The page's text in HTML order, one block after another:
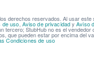
derechos reservados. Al usar este
de uso Aviso de privacidadyAviso
tercero; StubHub no es el vendedor
que pueden estar por encima del
Condiciones de uso